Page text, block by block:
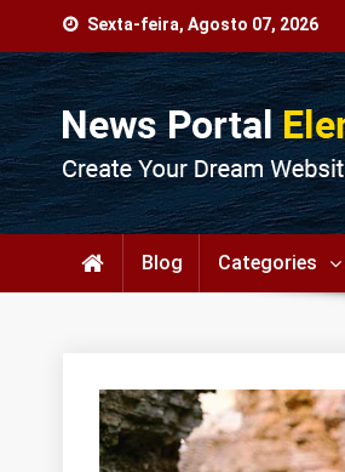
content
Sexta-feira, Agosto 07, 2026
Agência Web
Seu Portal de Notícias!
Blog Categories